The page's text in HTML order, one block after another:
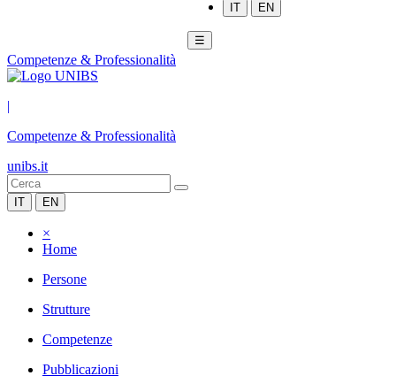
IT EN
☰
Competenze & Professionalità
|
Competenze & Professionalità
unibs.it
IT EN
×
Home
Persone
Strutture
Competenze
Pubblicazioni